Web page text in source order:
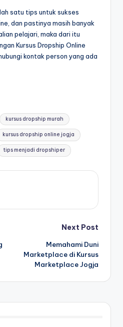
satu tips untuk sukses
dan pastinya masih banyak
pelajari, maka dari itu
Kursus Dropship Online
kontak person yang ada
kursus dropship murah
kursus dropship online jogja
tips menjadi dropshiper
Next Post
Memahami Duni
Marketplace di Kursus
Marketplace Jogja